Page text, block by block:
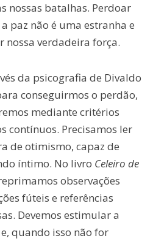
nossas batalhas. Perdoar
paz não é uma estranha e
nossa verdadeira força.
da psicografia de Divaldo
conseguirmos o perdão,
mediante critérios
contínuos. Precisamos ler
de otimismo, capaz de
íntimo. No livro Celeiro de
observações
fúteis e referências
Devemos estimular a
quando isso não for